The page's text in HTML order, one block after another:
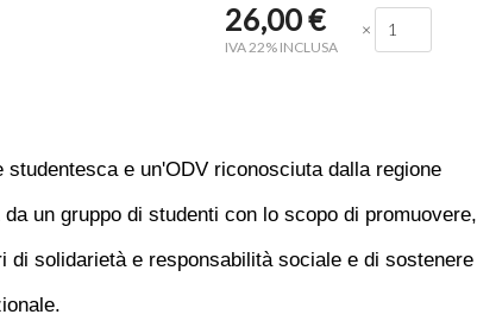
26,00€
IVA 22% INCLUSA
×
studentesca e un'ODV riconosciuta dalla regione
un gruppo di studenti con lo scopo di promuovere,
di solidarietà e responsabilità sociale e di sostenere